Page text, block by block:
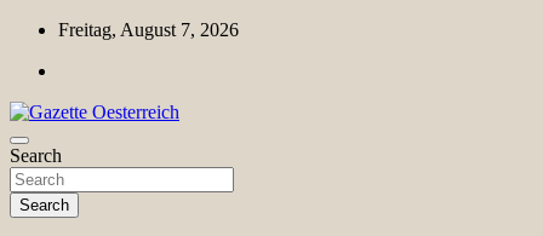
Skip
content
Freitag, August 7, 2026
Gazette Oesterreich
Magazin für Freizeit, Politik, Kultur & Wissenschaft
Search
Search